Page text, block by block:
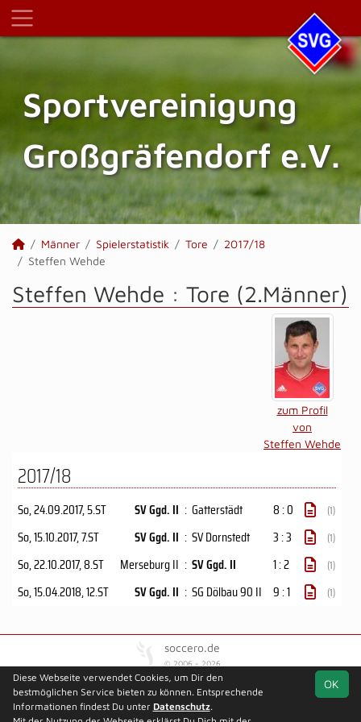
Sportvereinigung
Großgräfendorf e.V.
Männer Spielerstatistik Tore
2017/18
Steffen Wehde
Steffen Wehde : Tore (2.Männer)
zum Profil
von
Steffen Wehde
2017/18
So, 24.09.2017, 5.ST SV Ggd. II : Gatterstädt 8 : 0 (1)
So, 15.10.2017, 7.ST SV Ggd. II : SV Dornstedt 3 : 3 (1)
So, 22.10.2017, 8.ST Merseburg II : SV Ggd. II 1 : 2 (1)
So, 15.04.2018, 12.ST SV Ggd. II : SG Dölbau 90 II 9 : 1 (1)
soccero.de
© 2006 - 2026
Besucherstatistik Kontakt Kinderschutz
Geburtstage
Datenschutz
OK
Diese Webseite verwendet Cookies, um Dir den
bestmöglichen Service bieten zu können. Entsprechende
Informationen findest Du unter Datenschutz.